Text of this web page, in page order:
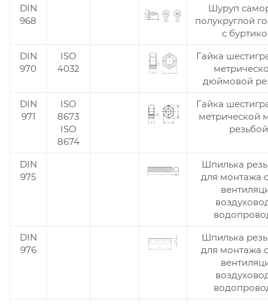
DIN
968
Шуруп
полукруглой
с
DIN
970
ISO
4032
Гайка
дюймовой
DIN
971
ISO
8673
ISO
8674
Гайка
метрической
резьбой
DIN
975
Шпилька
для монтажа
DIN
976
Шпилька
для монтажа